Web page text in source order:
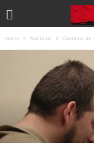
Home Nacional Condena